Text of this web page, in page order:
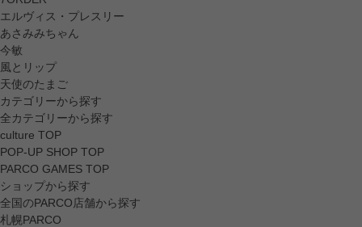
エルヴィス・プレスリー
あさみみちゃん
今敏
風とリップ
天使のたまご
カテゴリーから探す
全カテゴリーから探す
culture TOP
POP-UP SHOP TOP
PARCO GAMES TOP
ショップから探す
全国のPARCO店舗から探す
札幌PARCO